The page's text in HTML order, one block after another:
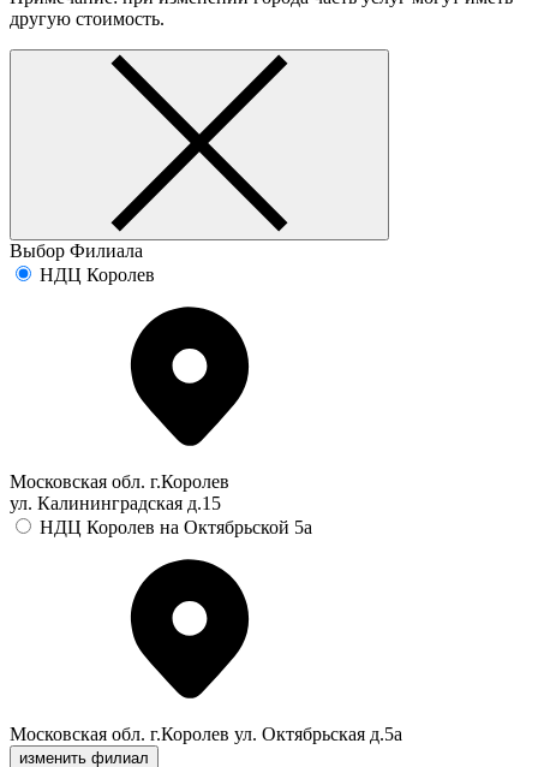
другую стоимость.
Выбор Филиала
НДЦ Королев
Московская обл. г.Королев
ул. Калининградская д.15
НДЦ Королев на Октябрьской 5а
Московская обл. г.Королев ул. Октябрьская д.5а
изменить филиал